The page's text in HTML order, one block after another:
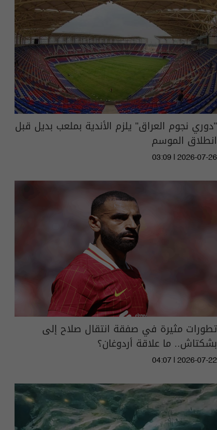
"دوري نجوم العراق" يلزم الأندية بملعب بديل قبل
انطلاق الموسم
03:09 | 2026-07-26
تطورات مثيرة في صفقة انتقال صلاح إلى
بشكتاش.. ما علاقة أردوغان؟
04:07 | 2026-07-22